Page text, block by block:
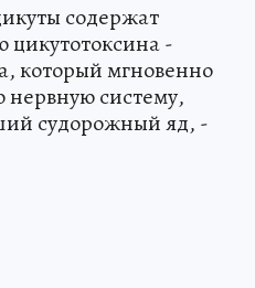
содержат
-
который мгновенно
систему,
судорожный яд, -